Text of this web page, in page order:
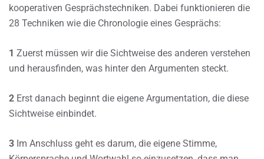
kooperativen Gesprächstechniken. Dabei funktionieren die
28 Techniken wie die Chronologie eines Gesprächs:
1 Zuerst müssen wir die Sichtweise des anderen verstehen
und herausfinden, was hinter den Argumenten steckt.
2 Erst danach beginnt die eigene Argumentation, die diese
Sichtweise einbindet.
3 Im Anschluss geht es darum, die eigene Stimme,